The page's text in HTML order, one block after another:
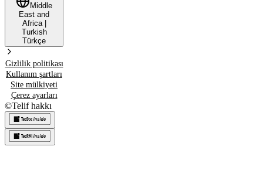
Middle
East and
Africa|
Turkish
Türkçe
Gizlilik politikası
Kullanım şartları
Site mülkiyeti
Çerez ayarları
©Telif hakkı